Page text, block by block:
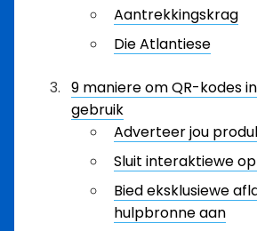
Aantrekkingskrag
Die Atlantiese
9 maniere om QR-kodes
gebruik
Adverteer jou
Sluit interaktiewe
Bied eksklusiewe
hulpbronne aan